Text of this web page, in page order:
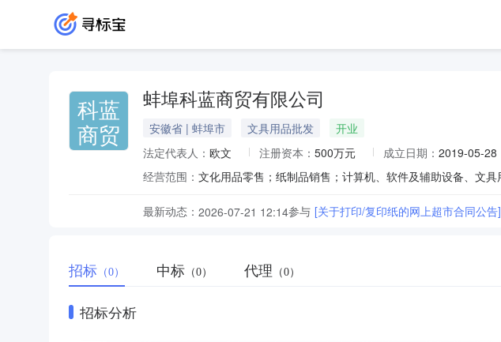
科蓝
商贸
蚌埠科蓝商贸有限公司
安徽省 | 蚌埠市 文具用品批发
开业
法定代表人： 欧文 注册资本： 500万元 成立日期： 2019-05-28
经营范围：
最新动态： 2026-07-21 12:14参与 [关于打印/复印纸的网上超市合同公告]
招标 （0） 中标 （0） 代理 （0）
招标分析